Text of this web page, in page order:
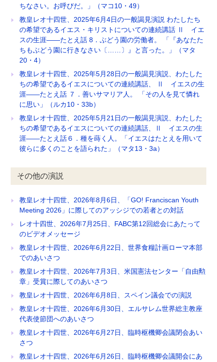
ちなさい。お呼びだ。」（マコ10・49）
教皇レオ十四世、2025年6月4日の一般謁見演説 わたしたち
の希望であるイエス・キリストについての連続講話 Ⅱ イエ
スの生涯――たとえ話 8．ぶどう園の労働者。 「『あなたた
ちもぶどう園に行きなさい〔……〕』と言った。」（マタ
20・4）
教皇レオ十四世、2025年5月28日の一般謁見演説、わたした
ちの希望であるイエスについての連続講話、 Ⅱ イエスの生
涯――たとえ話 ７．善いサマリア人。 「その人を見て憐れ
に思い」（ルカ10・33b）
教皇レオ十四世、2025年5月21日の一般謁見演説、わたした
ちの希望であるイエスについての連続講話、Ⅱ イエスの生
涯――たとえ話６．種を蒔く人。「イエスはたとえを用いて
彼らに多くのことを語られた」（マタ13・3a）
その他の演説
教皇レオ十四世、2026年8月6日、「GO! Franciscan Youth
Meeting 2026」に際してのアッシジでの若者との対話
レオ十四世、2026年7月25日、FABC第12回総会にあたって
のビデオメッセージ
教皇レオ十四世、2026年6月22日、世界食糧計画ローマ本部
でのあいさつ
教皇レオ十四世、2026年7月3日、米国憲法センター「自由勲
章」受賞に際してのあいさつ
教皇レオ十四世、2026年6月8日、スペイン議会での演説
教皇レオ十四世、2026年6月30日、エルサレム世界総主教座
代表使節団へのあいさつ
教皇レオ十四世、2026年6月27日、臨時枢機卿会議閉会あい
さつ
教皇レオ十四世、2026年6月26日、臨時枢機卿会議開会にあ